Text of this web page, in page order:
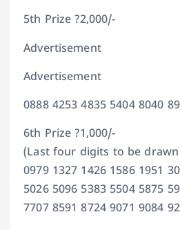
5th Prize ?2,000/-
Advertisement
Advertisement
0888 4253 4835 5404 8040
6th Prize ?1,000/-
(Last four digits to be
0979 1327 1426 1586 1951
5026 5096 5383 5504 5875
7707 8591 8724 9071 9084